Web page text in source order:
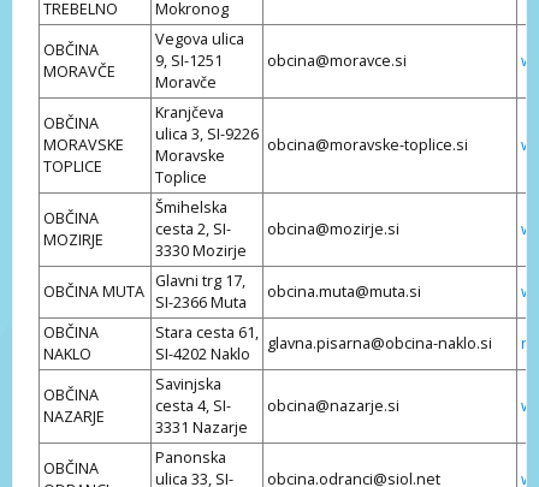
TREBELNO
Mokronog
OBČINA
MORAVČE
Vegova ulica
9, SI-1251
Moravče
obcina@moravce.si
OBČINA
MORAVSKE
TOPLICE
Kranjčeva
ulica 3, SI-9226
Moravske
Toplice
obcina@moravske-toplice.si
OBČINA
MOZIRJE
Šmihelska
cesta 2, SI-
3330 Mozirje
obcina@mozirje.si
OBČINA MUTA
Glavni trg 17,
SI-2366 Muta
obcina.muta@muta.si
OBČINA
NAKLO
Stara cesta 61,
SI-4202 Naklo
glavna.pisarna@obcina-naklo.si
OBČINA
NAZARJE
Savinjska
cesta 4, SI-
3331 Nazarje
obcina@nazarje.si
OBČINA
Panonska
ulica 33, SI-
obcina.odranci@siol.net